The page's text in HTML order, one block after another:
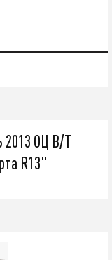
2013 ОЦ В/Т
R13"